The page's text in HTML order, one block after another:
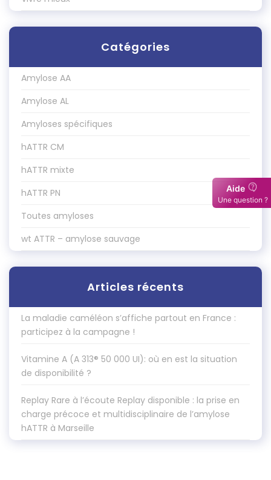
Catégories
Amylose AA
Amylose AL
Amyloses spécifiques
hATTR CM
hATTR mixte
hATTR PN
Toutes amyloses
wt ATTR – amylose sauvage
Articles récents
La maladie caméléon s’affiche partout en France :
participez à la campagne !
Vitamine A (A 313® 50 000 UI): où en est la situation
de disponibilité ?
Replay Rare à l’écoute Replay disponible : la prise en
charge précoce et multidisciplinaire de l’amylose
hATTR à Marseille